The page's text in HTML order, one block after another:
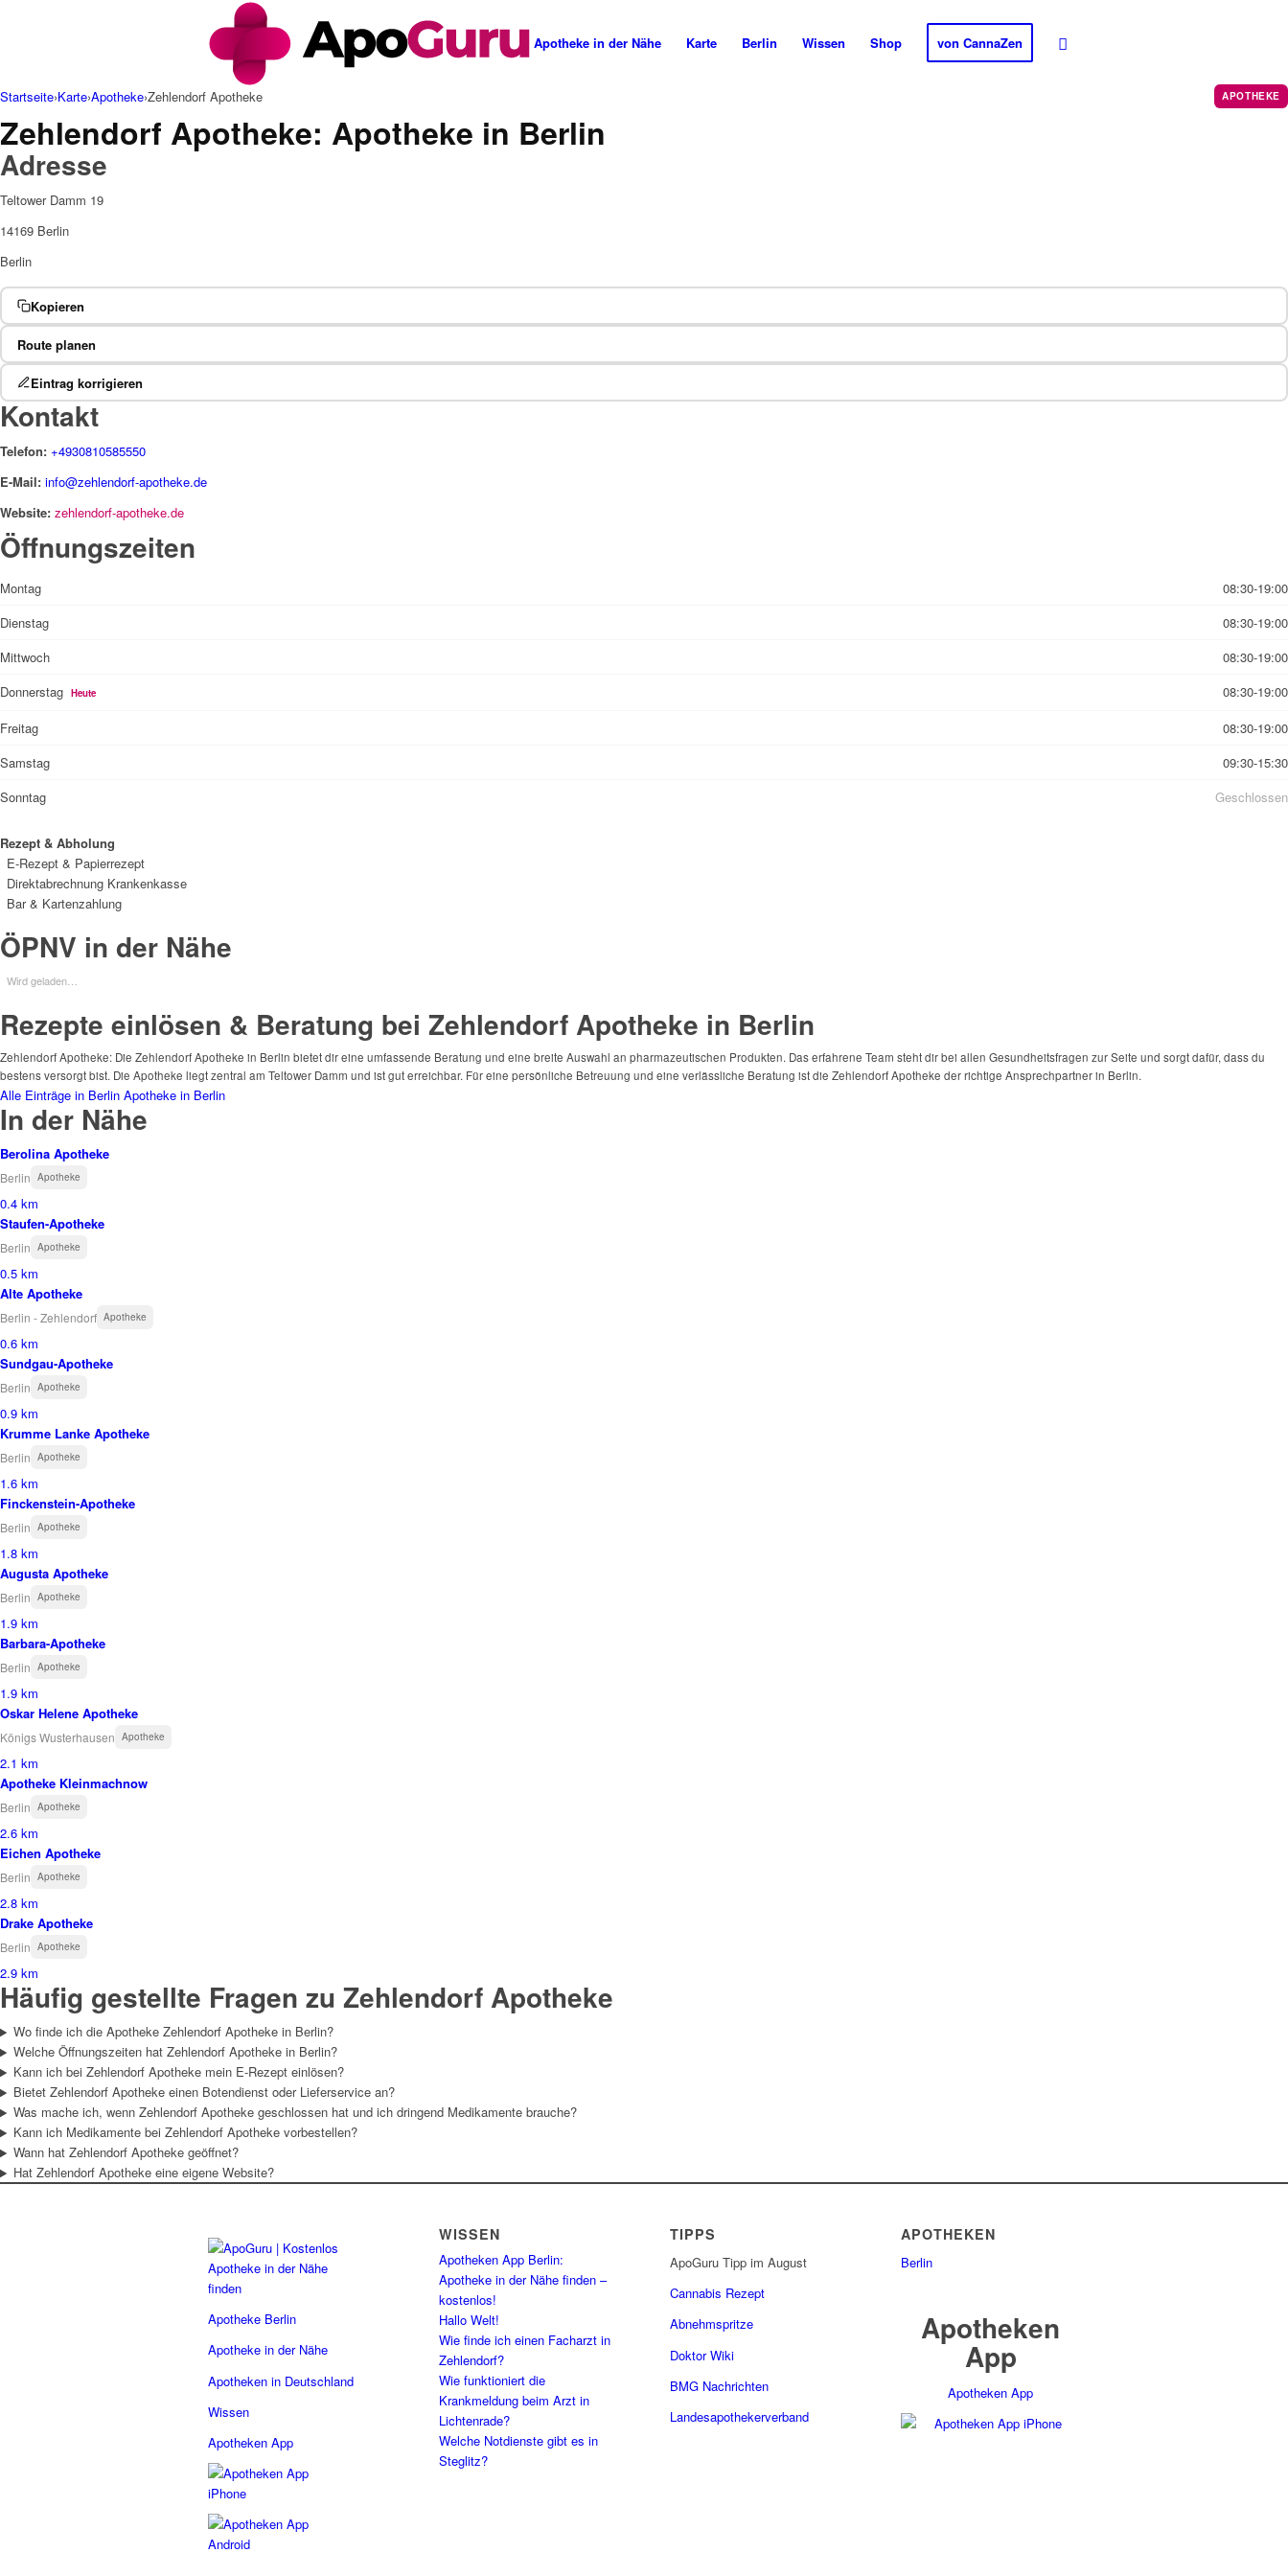
Apotheke in der Nähe Karte Berlin Wissen Shop von CannaZen
Startseite›Karte›Apotheke›Zehlendorf Apotheke APOTHEKE
Zehlendorf Apotheke: Apotheke in Berlin
Adresse
Teltower Damm 19
14169 Berlin
Berlin
Kopieren
Route planen
Eintrag korrigieren
Kontakt
Telefon: +4930810585550
E-Mail: info@zehlendorf-apotheke.de
Website: zehlendorf-apotheke.de
Öffnungszeiten
Montag
08:30-19:00
Dienstag
08:30-19:00
Mittwoch
08:30-19:00
Donnerstag Heute
08:30-19:00
Freitag
08:30-19:00
Samstag
09:30-15:30
Sonntag
Geschlossen
Rezept & Abholung
E-Rezept & Papierrezept
Direktabrechnung Krankenkasse
Bar & Kartenzahlung
ÖPNV in der Nähe
Wird geladen…
Rezepte einlösen & Beratung bei Zehlendorf Apotheke in Berlin
Zehlendorf Apotheke: Die Zehlendorf Apotheke in Berlin bietet dir eine umfassende Beratung und eine breite Auswahl an pharmazeutischen Produkten. Das erfahrene Team steht dir bei allen Gesundheitsfragen zur Seite und sorgt dafür, dass du
bestens versorgt bist. Die Apotheke liegt zentral am Teltower Damm und ist gut erreichbar. Für eine persönliche Betreuung und eine verlässliche Beratung ist die Zehlendorf Apotheke der richtige Ansprechpartner in Berlin.
Alle Einträge in Berlin Apotheke in Berlin
In der Nähe
Berolina Apotheke
Berlin Apotheke
0.4 km
Staufen-Apotheke
Berlin Apotheke
0.5 km
Alte Apotheke
Berlin - Zehlendorf Apotheke
0.6 km
Sundgau-Apotheke
Berlin Apotheke
0.9 km
Krumme Lanke Apotheke
Berlin Apotheke
1.6 km
Finckenstein-Apotheke
Berlin Apotheke
1.8 km
Augusta Apotheke
Berlin Apotheke
1.9 km
Barbara-Apotheke
Berlin Apotheke
1.9 km
Oskar Helene Apotheke
Königs Wusterhausen Apotheke
2.1 km
Apotheke Kleinmachnow
Berlin Apotheke
2.6 km
Eichen Apotheke
Berlin Apotheke
2.8 km
Drake Apotheke
Berlin Apotheke
2.9 km
Häufig gestellte Fragen zu Zehlendorf Apotheke
Wo finde ich die Apotheke Zehlendorf Apotheke in Berlin?
Welche Öffnungszeiten hat Zehlendorf Apotheke in Berlin?
Kann ich bei Zehlendorf Apotheke mein E-Rezept einlösen?
Bietet Zehlendorf Apotheke einen Botendienst oder Lieferservice an?
Was mache ich, wenn Zehlendorf Apotheke geschlossen hat und ich dringend Medikamente brauche?
Kann ich Medikamente bei Zehlendorf Apotheke vorbestellen?
Wann hat Zehlendorf Apotheke geöffnet?
Hat Zehlendorf Apotheke eine eigene Website?
Apotheke Berlin
Apotheke in der Nähe
Apotheken in Deutschland
Wissen
Apotheken App
WISSEN
Apotheken App Berlin:
Apotheke in der Nähe finden –
kostenlos!
Hallo Welt!
Wie finde ich einen Facharzt in
Zehlendorf?
Wie funktioniert die
Krankmeldung beim Arzt in
Lichtenrade?
Welche Notdienste gibt es in
Steglitz?
TIPPS
ApoGuru Tipp im August
Cannabis Rezept
Abnehmspritze
Doktor Wiki
BMG Nachrichten
Landesapothekerverband
APOTHEKEN
Berlin
Apotheken
App
Apotheken App
Cannabis Rezept & Blüten CannaZen.de